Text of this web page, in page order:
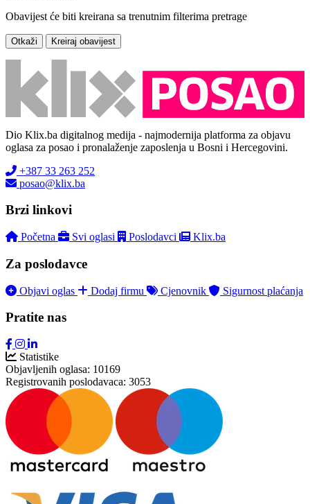
Obavijest će biti kreirana sa trenutnim filterima pretrage
Otkaži Kreiraj obavijest
Dio Klix.ba digitalnog medija - najmodernija platforma za objavu
oglasa za posao i pronalaženje zaposlenja u Bosni i Hercegovini.
+387 33 263 252
posao@klix.ba
Brzi linkovi
Početna Svi oglasi Poslodavci Klix.ba
Za poslodavce
Objavi oglas Dodaj firmu Cjenovnik Sigurnost plaćanja
Pratite nas
Statistike
Objavljenih oglasa: 10169
Registrovanih poslodavaca: 3053